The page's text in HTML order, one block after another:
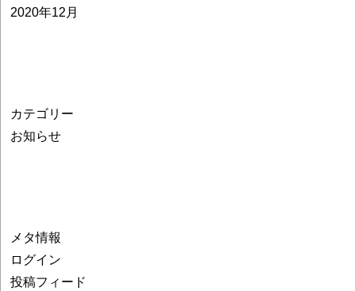
2020年12月
カテゴリー
お知らせ
メタ情報
ログイン
投稿フィード